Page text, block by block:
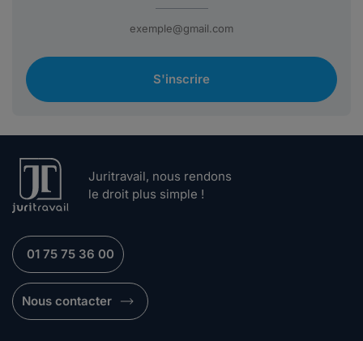
S'inscrire
Juritravail, nous rendons
le droit plus simple !
01 75 75 36 00
Nous contacter